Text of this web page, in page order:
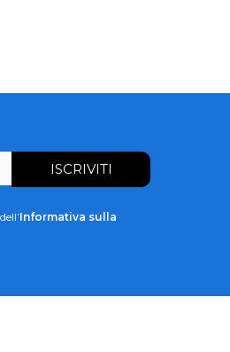
Informativa sulla